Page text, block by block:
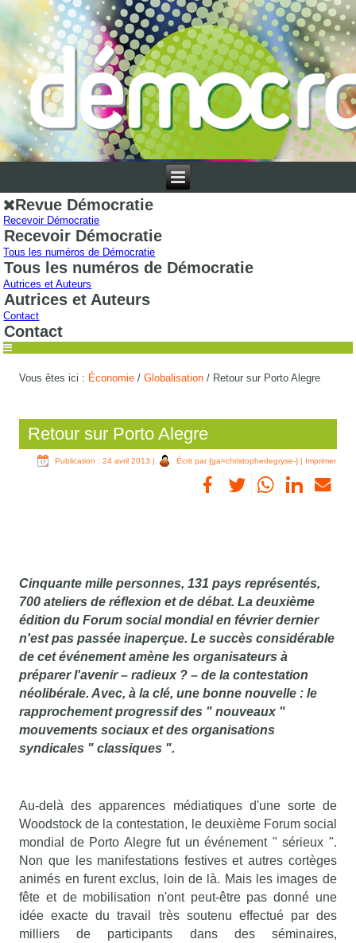
Revue Démocratie
Recevoir Démocratie
Recevoir Démocratie
Tous les numéros de Démocratie
Tous les numéros de Démocratie
Autrices et Auteurs
Autrices et Auteurs
Contact
Contact
Vous êtes ici : Économie /Globalisation / Retour sur Porto Alegre
Retour sur Porto Alegre
Publication : 24 avril 2013 | Écrit par {ga=christophedegryse-}| Imprimer
Cinquante mille personnes, 131 pays représentés,
700 ateliers de réflexion et de débat. La deuxième
édition du Forum social mondial en février dernier
n'est pas passée inaperçue. Le succès considérable
de cet événement amène les organisateurs à
préparer l'avenir – radieux ? – de la contestation
néolibérale. Avec, à la clé, une bonne nouvelle : le
rapprochement progressif des " nouveaux "
mouvements sociaux et des organisations
syndicales " classiques ".
Au-delà des apparences médiatiques d'une sorte de
Woodstock de la contestation, le deuxième Forum social
mondial de Porto Alegre fut un événement " sérieux ".
Non que les manifestations festives et autres cortèges
animés en furent exclus, loin de là. Mais les images de
fête et de mobilisation n'ont peut-être pas donné une
idée exacte du travail très soutenu effectué par des
milliers de participants dans des séminaires,